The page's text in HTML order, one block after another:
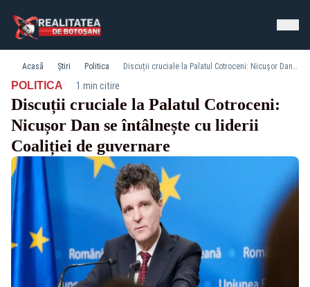
Acasă Știri Politica Discuții cruciale la Palatul Cotroceni: Nicușor Dan se întâlnește cu liderii Coaliției de guvernare
POLITICA· 1 min citire
Discuții cruciale la Palatul Cotroceni:
Nicușor Dan se întâlnește cu liderii
Coaliției de guvernare